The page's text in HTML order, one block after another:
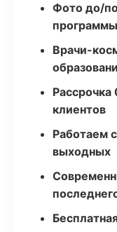
Фото до/
программы
Врачи-
Рассрочка
клиентов
Работаем
выходных